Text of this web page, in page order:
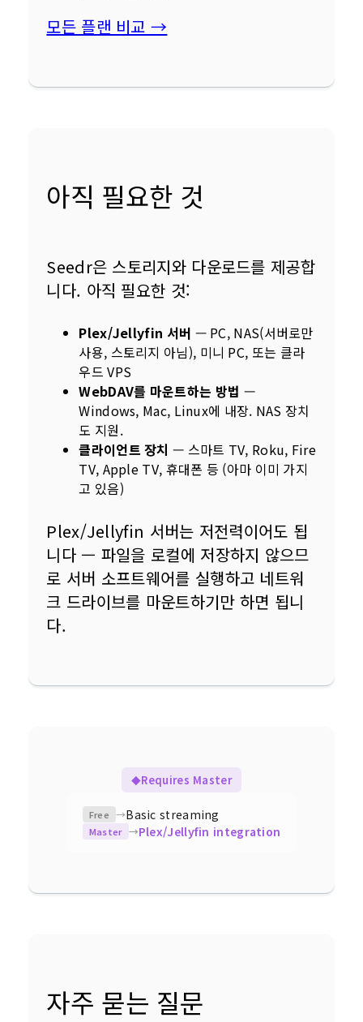
모든 플랜 비교 →
아직 필요한 것
Seedr은 스토리지와 다운로드를 제공합
니다. 아직 필요한 것:
Plex/Jellyfin 서버 — PC, NAS(서버로만
사용, 스토리지 아님), 미니 PC, 또는 클라
우드 VPS
WebDAV를 마운트하는 방법 —
Windows, Mac, Linux에 내장. NAS 장치
도 지원.
클라이언트 장치 — 스마트 TV, Roku, Fire
TV, Apple TV, 휴대폰 등 (아마 이미 가지
고 있음)
Plex/Jellyfin 서버는 저전력이어도 됩
니다 — 파일을 로컬에 저장하지 않으므
로 서버 소프트웨어를 실행하고 네트워
크 드라이브를 마운트하기만 하면 됩니
다.
◆Requires Master
Free →Basic streaming
Master →Plex/Jellyfin integration
자주 묻는 질문